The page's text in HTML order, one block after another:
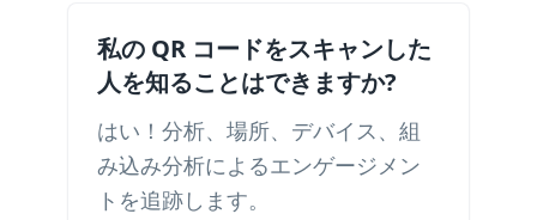
私の QR コードをスキャンした
人を知ることはできますか?
はい！分析、場所、デバイス、組
み込み分析によるエンゲージメン
トを追跡します。